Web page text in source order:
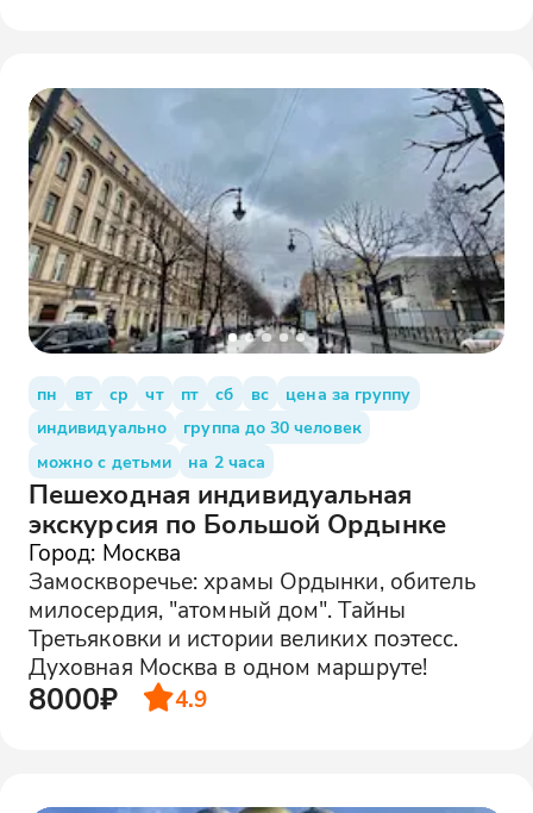
пн вт ср чт пт сб вс
цена за группу
индивидуально
группа до 30 человек
можно с детьми
на 2 часа
Пешеходная индивидуальная
экскурсия по Большой Ордынке
Город: Москва
Замоскворечье: храмы Ордынки, обитель
милосердия, "атомный дом". Тайны
Третьяковки и истории великих поэтесс.
Духовная Москва в одном маршруте!
8000₽ 4.9